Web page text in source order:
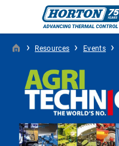
› Resources › Events ›